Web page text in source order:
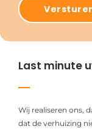
Last minute
Wij realiseren ons,
dat de verhuizing